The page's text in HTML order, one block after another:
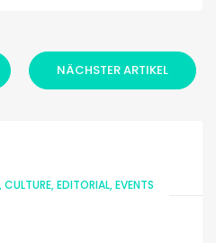
NÄCHSTER ARTIKEL
CULTURE EDITORIAL EVENTS